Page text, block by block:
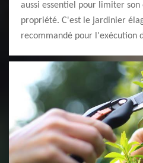
aussi essentiel pour limiter
propriété. C'est le jardinier
recommandé pour l'exécution